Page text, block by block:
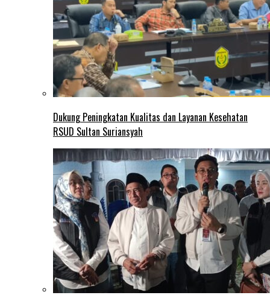
Dukung Peningkatan Kualitas dan Layanan Kesehatan
RSUD Sultan Suriansyah